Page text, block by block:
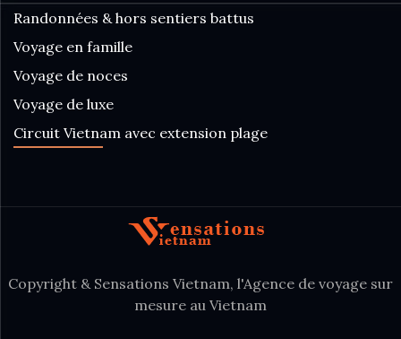
Randonnées & hors sentiers battus
Voyage en famille
Voyage de noces
Voyage de luxe
Circuit Vietnam avec extension plage
Copyright & Sensations Vietnam, l'Agence de voyage sur
mesure au Vietnam